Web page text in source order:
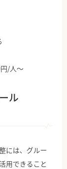
/人〜
ル
には、グルー
用できること